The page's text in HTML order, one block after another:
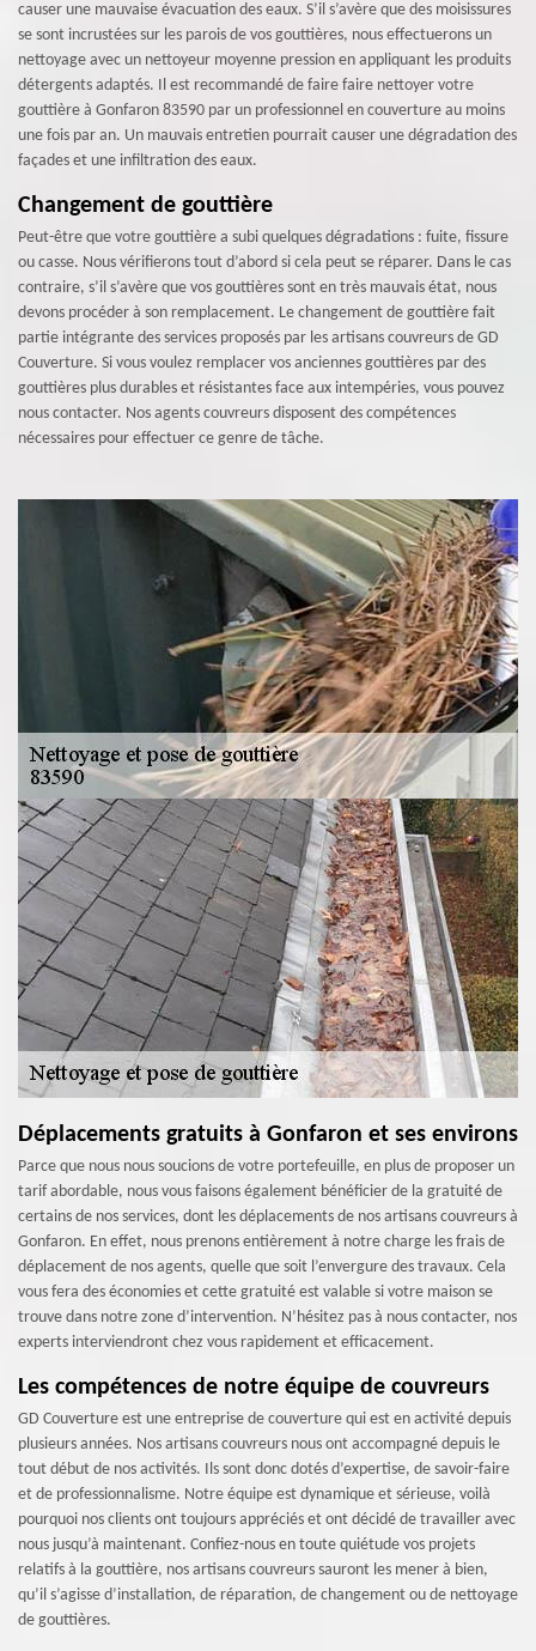
causer une mauvaise évacuation des eaux. S’il s’avère que des moisissures
se sont incrustées sur les parois de vos gouttières, nous effectuerons un
nettoyage avec un nettoyeur moyenne pression en appliquant les produits
détergents adaptés. Il est recommandé de faire faire nettoyer votre
gouttière à Gonfaron 83590 par un professionnel en couverture au moins
une fois par an. Un mauvais entretien pourrait causer une dégradation des
façades et une infiltration des eaux.
Changement de gouttière
Peut-être que votre gouttière a subi quelques dégradations : fuite, fissure
ou casse. Nous vérifierons tout d’abord si cela peut se réparer. Dans le cas
contraire, s’il s’avère que vos gouttières sont en très mauvais état, nous
devons procéder à son remplacement. Le changement de gouttière fait
partie intégrante des services proposés par les artisans couvreurs de GD
Couverture. Si vous voulez remplacer vos anciennes gouttières par des
gouttières plus durables et résistantes face aux intempéries, vous pouvez
nous contacter. Nos agents couvreurs disposent des compétences
nécessaires pour effectuer ce genre de tâche.
Déplacements gratuits à Gonfaron et ses environs
Parce que nous nous soucions de votre portefeuille, en plus de proposer un
tarif abordable, nous vous faisons également bénéficier de la gratuité de
certains de nos services, dont les déplacements de nos artisans couvreurs à
Gonfaron. En effet, nous prenons entièrement à notre charge les frais de
déplacement de nos agents, quelle que soit l’envergure des travaux. Cela
vous fera des économies et cette gratuité est valable si votre maison se
trouve dans notre zone d’intervention. N’hésitez pas à nous contacter, nos
experts interviendront chez vous rapidement et efficacement.
Les compétences de notre équipe de couvreurs
GD Couverture est une entreprise de couverture qui est en activité depuis
plusieurs années. Nos artisans couvreurs nous ont accompagné depuis le
tout début de nos activités. Ils sont donc dotés d’expertise, de savoir-faire
et de professionnalisme. Notre équipe est dynamique et sérieuse, voilà
pourquoi nos clients ont toujours appréciés et ont décidé de travailler avec
nous jusqu’à maintenant. Confiez-nous en toute quiétude vos projets
relatifs à la gouttière, nos artisans couvreurs sauront les mener à bien,
qu’il s’agisse d’installation, de réparation, de changement ou de nettoyage
de gouttières.